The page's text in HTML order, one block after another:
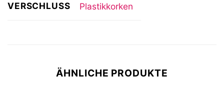
VERSCHLUSS Plastikkorken
ÄHNLICHE PRODUKTE